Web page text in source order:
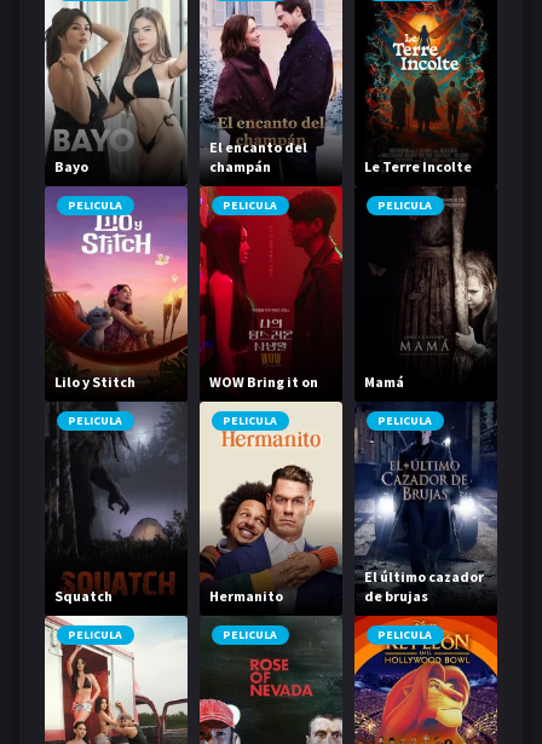
Bayo
El encanto del
champán
Le Terre Incolte
PELICULA
Lilo y Stitch
PELICULA
WOW Bring it on
PELICULA
Mamá
PELICULA
Squatch
PELICULA
Hermanito
PELICULA
El último cazador
de brujas
PELICULA PELICULA PELICULA